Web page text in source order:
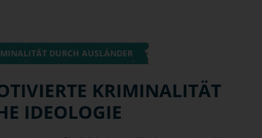
DURCH AUSLÄNDER
KRIMINALITÄT
IDEOLOGIE